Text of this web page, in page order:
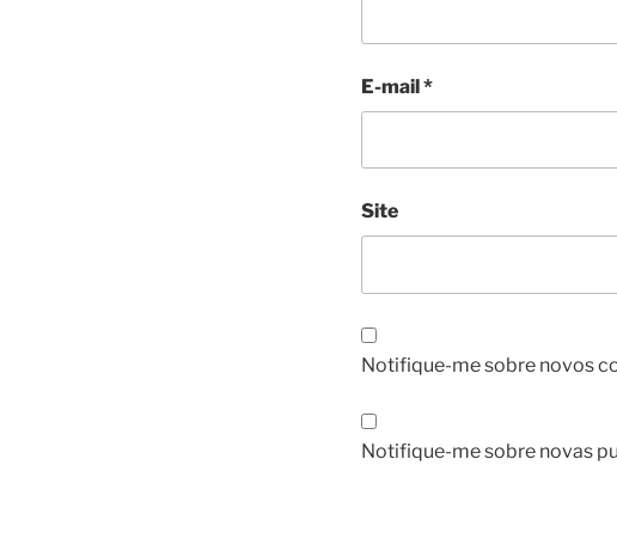
E-mail*
Site
Notifique-me sobre novos
Notifique-me sobre novas